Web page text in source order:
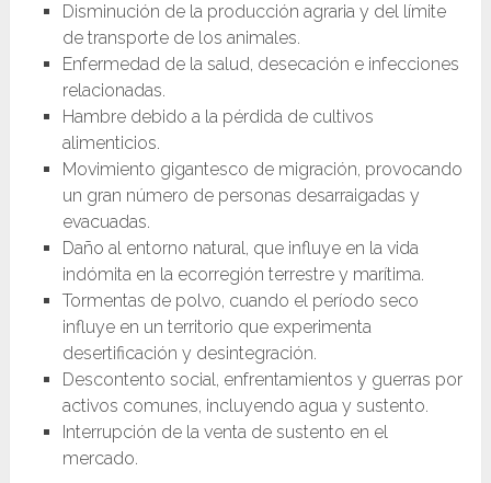
Disminución de la producción agraria y del límite
de transporte de los animales.
Enfermedad de la salud, desecación e infecciones
relacionadas.
Hambre debido a la pérdida de cultivos
alimenticios.
Movimiento gigantesco de migración, provocando
un gran número de personas desarraigadas y
evacuadas.
Daño al entorno natural, que influye en la vida
indómita en la ecorregión terrestre y marítima.
Tormentas de polvo, cuando el período seco
influye en un territorio que experimenta
desertificación y desintegración.
Descontento social, enfrentamientos y guerras por
activos comunes, incluyendo agua y sustento.
Interrupción de la venta de sustento en el
mercado.